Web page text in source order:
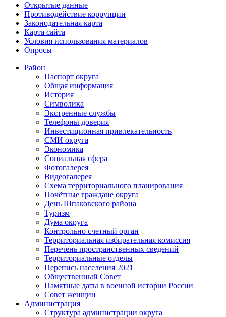
Открытые данные
Противодействие коррупции
Законодательная карта
Карта сайта
Условия использования материалов
Опросы
Район
Паспорт округа
Общая информация
История
Символика
Экстренные службы
Телефоны доверия
Инвестиционная привлекательность
СМИ округа
Экономика
Социальная сфера
Фотогалерея
Видеогалерея
Схема территориального планирования
Почётные граждане округа
День Шпаковского района
Туризм
Дума округа
Контрольно счетный орган
Территориальная избирательная комиссия
Перечень пространственных сведений
Территориальные отделы
Перепись населения 2021
Общественный Совет
Памятные даты в военной истории России
Совет женщин
Администрация
Структура администрации округа